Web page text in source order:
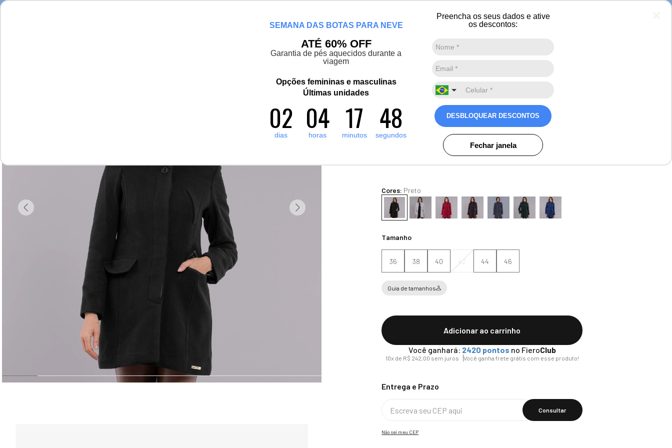
SEMANA DAS BOTAS PARA NEVE
ATÉ 60% OFF
Garantia de pés aquecidos durante a
viagem
Opções femininas e masculinas
Últimas unidades
02
dias 04
horas 17
minutos 45
segundos
Preencha os seus dados e ative
os descontos:
DESBLOQUEAR DESCONTOS
Fechar janela
Promoções Destaques Sobre nós
Casaco térmico feminino Trier em lã
premium
Avaliações
R$ 2.420
10x deR$
sem juros
Cores: Preto
Tamanho
36 38 40 42 44 46
Guia de tamanhos
Adicionar ao carrinho
Você ganhará: 2420 pontos no FieroClub
10x de R$ 242,00 sem juros Você ganha frete grátis com esse produto!
Não sei meu CEP
Frete
Termos mais buscados
2ºpantufa
grenoble
bota forrada